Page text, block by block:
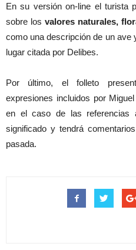
En su versión on-line el turista
sobre losvalores naturales,
como una descripción de un ave
lugar citada por Delibes.
Por último, el folleto
expresiones incluidos por
en el caso de las referencias
significado y tendrá
pasada.